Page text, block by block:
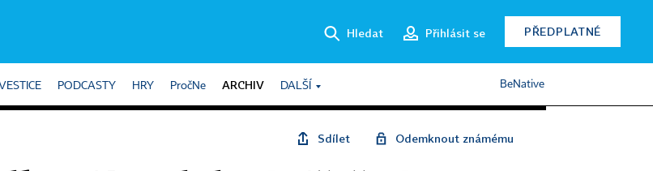
Hledat Přihlásit se PŘEDPLATNÉ
PODCASTY HRY PročNe ARCHIV DALŠÍ BeNative
Sdílet Odemknout známému